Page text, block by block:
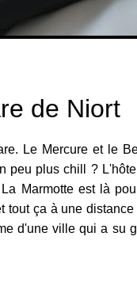
de Niort
Le Mercure et le
peu plus chill ?
Marmotte est là
ça à une
d'une ville qui a su